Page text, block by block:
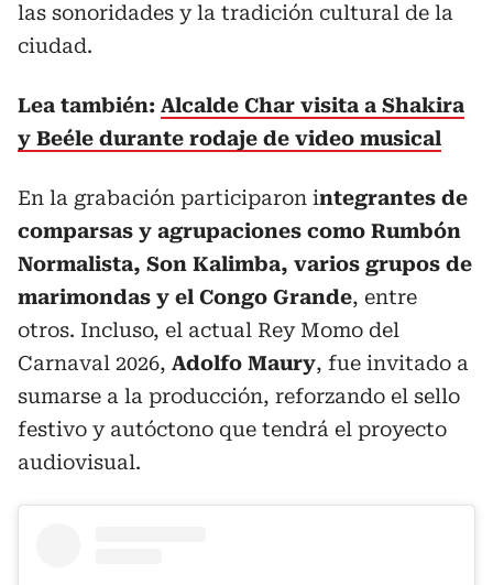
las sonoridades y la tradición cultural de la
ciudad.
Lea también: Alcalde Char visita a Shakira
y Beéle durante rodaje de video musical
En la grabación participaron integrantes de
comparsas y agrupaciones como Rumbón
Normalista, Son Kalimba, varios grupos de
marimondas y el Congo Grande, entre
otros. Incluso, el actual Rey Momo del
Carnaval 2026, Adolfo Maury, fue invitado a
sumarse a la producción, reforzando el sello
festivo y autóctono que tendrá el proyecto
audiovisual.